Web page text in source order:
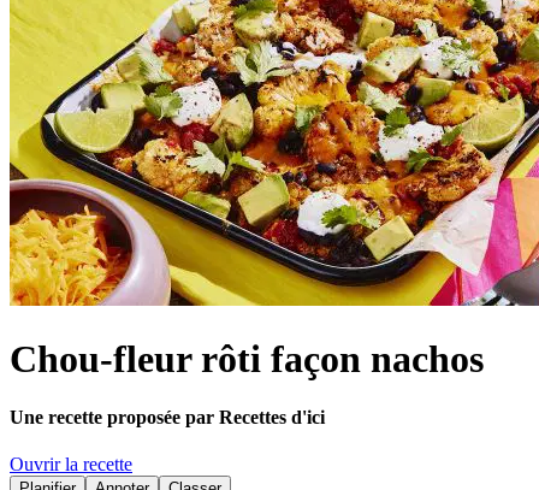
Chou-fleur rôti façon nachos
Une recette proposée par Recettes d'ici
Ouvrir la recette